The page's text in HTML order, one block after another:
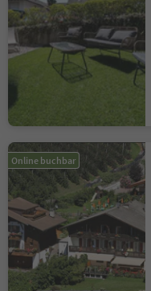
Online buchbar